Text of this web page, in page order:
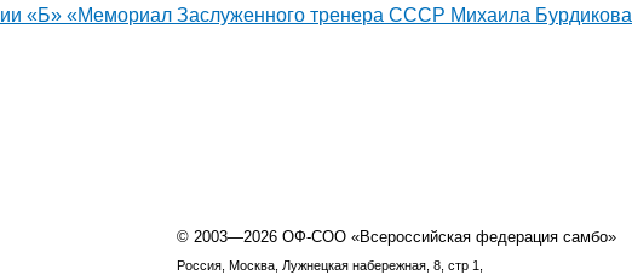
«Б» «Мемориал Заслуженного тренера СССР Михаила Бурдикова
© 2003—2026 ОФ-СОО «Всероссийская федерация самбо»
Россия, Москва, Лужнецкая набережная, 8, стр 1,